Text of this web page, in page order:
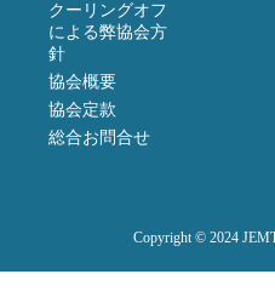
クーリングオフ
による弊協会方
針
協会概要
協会定款
総合お問合せ
Copyright © 2024